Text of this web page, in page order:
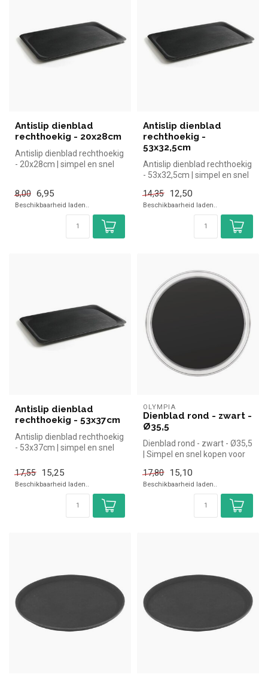
Antislip dienblad
rechthoekig - 20x28cm
Antislip dienblad rechthoekig
- 20x28cm | simpel en snel
8,00 6,95
Beschikbaarheid laden..
Antislip dienblad
rechthoekig -
53x32,5cm
Antislip dienblad rechthoekig
- 53x32,5cm | simpel en snel
14,35
12,50
Beschikbaarheid laden..
Antislip dienblad
rechthoekig - 53x37cm
Antislip dienblad rechthoekig
- 53x37cm | simpel en snel
17,55
15,25
Beschikbaarheid laden..
OLYMPIA
Dienblad rond - zwart -
Ø35,5
Dienblad rond - zwart - Ø35,5
| Simpel en snel kopen voor
17,80
15,10
Beschikbaarheid laden..